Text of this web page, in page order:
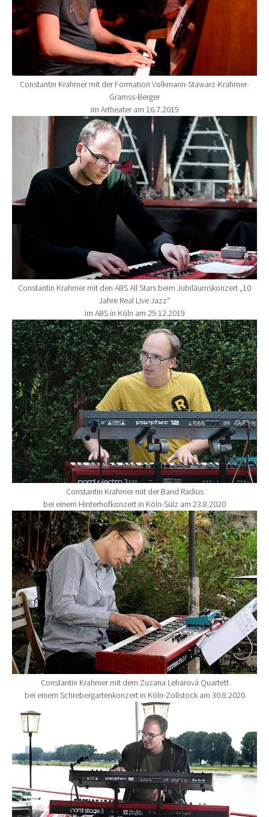
Constantin Krahmer mit der Formation Volkmann-Stawarz-Krahmer-
Gramss-Berger
im Artheater am 16.7.2019
Show larger version for:
Constantin Krahmer mit den ABS All Stars beim Jubiläumskonzert „10
Jahre Real Live Jazz“
im ABS in Köln am 29.12.2019
Show larger version for:
Constantin Krahmer mit der Band Radius
bei einem Hinterhofkonzert in Köln-Sülz am 23.8.2020
Show larger version for:
Constantin Krahmer mit dem Zuzana Leharová Quartett
bei einem Schrebergartenkonzert in Köln-Zollstock am 30.8.2020
Show larger version for: